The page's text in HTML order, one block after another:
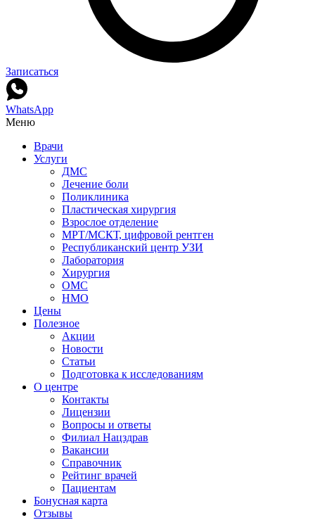
Записаться
WhatsApp
Меню
Врачи
Услуги
ДМС
Лечение боли
Поликлиника
Пластическая хирургия
Взрослое отделение
МРТ/МСКТ, цифровой рентген
Республиканский центр УЗИ
Лаборатория
Хирургия
ОМС
НМО
Цены
Полезное
Акции
Новости
Статьи
Подготовка к исследованиям
О центре
Контакты
Лицензии
Вопросы и ответы
Филиал Нацздрав
Вакансии
Справочник
Рейтинг врачей
Пациентам
Бонусная карта
Отзывы